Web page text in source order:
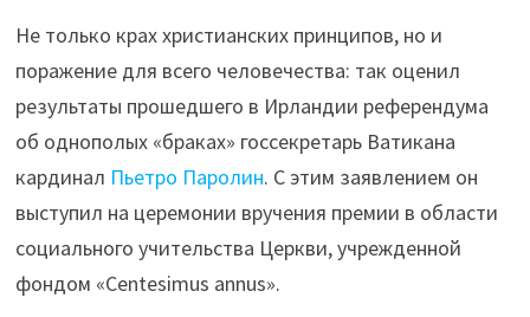
Не только крах христианских принципов, но и
поражение для всего человечества: так оценил
результаты прошедшего в Ирландии референдума
об однополых «браках» госсекретарь Ватикана
кардинал Пьетро Паролин. С этим заявлением он
выступил на церемонии вручения премии в области
социального учительства Церкви, учрежденной
фондом «Centesimus annus».